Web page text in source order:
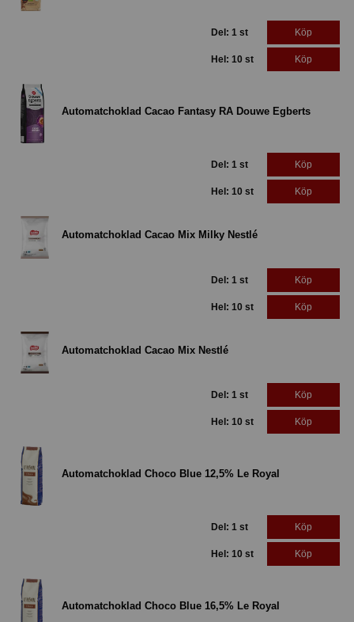
Del: 1 st Köp
Hel: 10 st Köp
Automatchoklad Cacao Fantasy RA Douwe Egberts
Del: 1 st Köp
Hel: 10 st Köp
Automatchoklad Cacao Mix Milky Nestlé
Del: 1 st Köp
Hel: 10 st Köp
Automatchoklad Cacao Mix Nestlé
Del: 1 st Köp
Hel: 10 st Köp
Automatchoklad Choco Blue 12,5% Le Royal
Del: 1 st Köp
Hel: 10 st Köp
Automatchoklad Choco Blue 16,5% Le Royal